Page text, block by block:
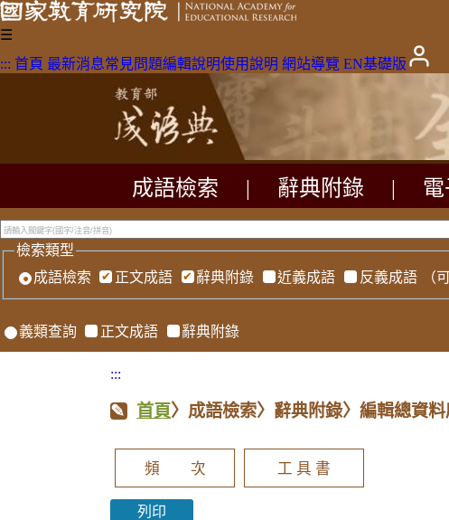
☰
::: 首頁 最新消息常見問題編輯說明使用說明 網站導覽 EN基礎版
成語檢索 辭典附錄
檢索類型
成語檢索
正文成語 辭典附錄 近義成語 反義成語 （
義類查詢 正文成語 辭典附錄
:::
首頁〉成語檢索〉辭典附錄〉編輯總資料
頻 次 工 具 書
列印